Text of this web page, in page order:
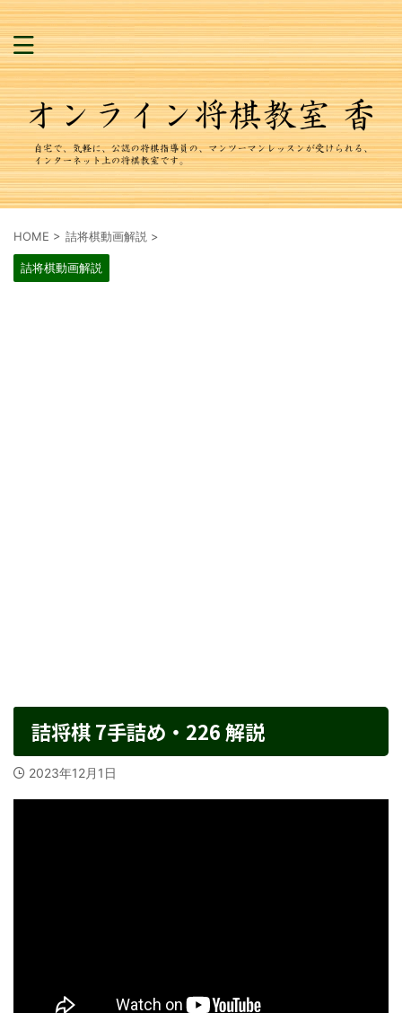
HOME > 詰将棋動画解説 >
詰将棋動画解説
詰将棋 7手詰め・226 解説
2023年12月1日